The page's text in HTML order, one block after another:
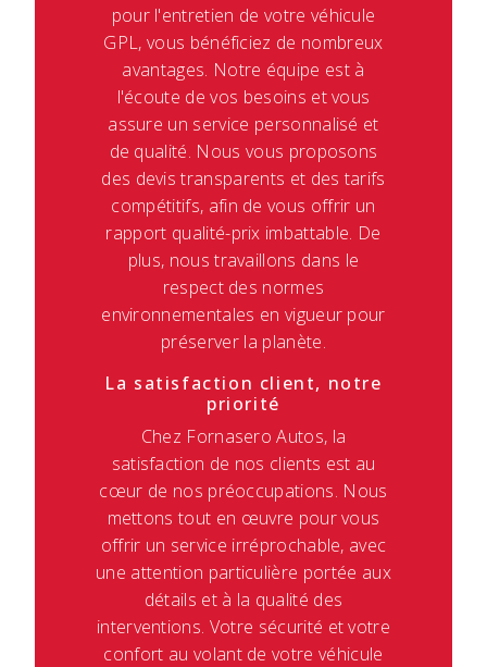
pour l'entretien de votre véhicule
GPL, vous bénéficiez de nombreux
avantages. Notre équipe est à
l'écoute de vos besoins et vous
assure un service personnalisé et
de qualité. Nous vous proposons
des devis transparents et des tarifs
compétitifs, afin de vous offrir un
rapport qualité-prix imbattable. De
plus, nous travaillons dans le
respect des normes
environnementales en vigueur pour
préserver la planète.
La satisfaction client, notre
priorité
Chez Fornasero Autos, la
satisfaction de nos clients est au
cœur de nos préoccupations. Nous
mettons tout en œuvre pour vous
offrir un service irréprochable, avec
une attention particulière portée aux
détails et à la qualité des
interventions. Votre sécurité et votre
confort au volant de votre véhicule